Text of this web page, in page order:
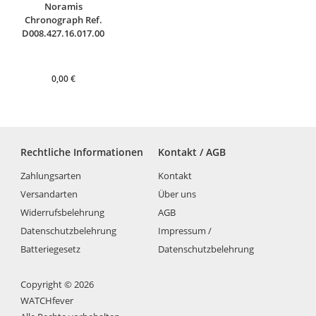
Noramis
Chronograph Ref.
D008.427.16.017.00
0,00€
Rechtliche Informationen
Zahlungsarten
Versandarten
Widerrufsbelehrung
Datenschutzbelehrung
Batteriegesetz
Kontakt / AGB
Kontakt
Über uns
AGB
Impressum /
Datenschutzbelehrung
Copyright © 2026
WATCHfever